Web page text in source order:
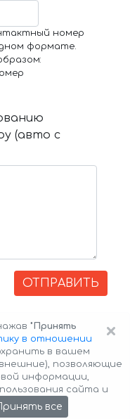
номер
формате.
(авто с
ОТПРАВИТЬ
Cookie Policy
×
"Принять
в отношении
в вашем
позволяющие
информации,
сайта и
Принять все